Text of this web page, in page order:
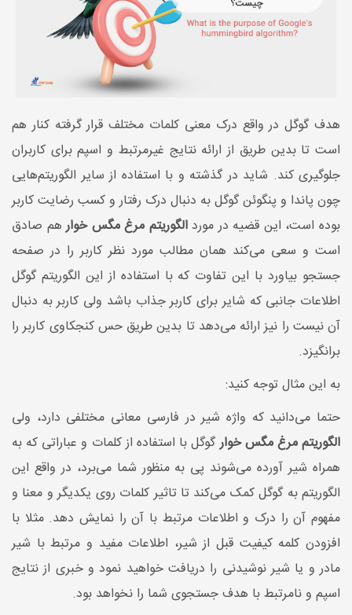
هدف گوگل در واقع درک معنی کلمات مختلف قرار گرفته کنار هم
است تا بدین طریق از ارائه نتایج غیرمرتبط و اسپم برای کاربران
جلوگیری کند. شاید در گذشته و با استفاده از سایر الگوریتم‌هایی
چون پاندا و پنگوئن گوگل به دنبال درک رفتار و کسب رضایت کاربر
بوده است، این قضیه در موردالگوریتم مرغ مگس خوارهم صادق
است و سعی می‌کند همان مطالب مورد نظر کاربر را در صفحه
جستجو بیاورد با این تفاوت که با استفاده از این الگوریتم گوگل
اطلاعات جانبی که شایر برای کاربر جذاب باشد ولی کاربر به دنبال
آن نیست را نیز ارائه می‌دهد تا بدین طریق حس کنجکاوی کاربر را
برانگیزد.
به این مثال توجه کنید:
حتما می‌دانید که واژه شیر در فارسی معانی مختلفی دارد، ولی
الگوریتم مرغ مگس خوارگوگل با استفاده از کلمات و عباراتی که به
همراه شیر آورده می‌شوند پی به منظور شما می‌برد، در واقع این
الگوریتم به گوگل کمک می‎‌کند تا تاثیر کلمات روی یکدیگر و معنا و
مفهوم آن را درک و اطلاعات مرتبط با آن را نمایش دهد. مثلا با
افزودن کلمه کیفیت قبل از شیر، اطلاعات مفید و مرتبط با شیر
مادر و یا شیر نوشیدنی را دریافت خواهید نمود و خبری از نتایج
اسپم و نامرتبط با هدف جستجوی شما را نخواهد بود.